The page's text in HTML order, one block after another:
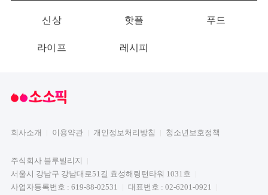
신상 핫플 푸드
라이프 레시피
회사소개 이용약관 개인정보처리방침 청소년보호정책
주식회사 블루빌리지
서울시 강남구 강남대로51길 효성해링턴타워 1031호
사업자등록번호 : 619-88-02531
대표번호 : 02-6201-0921